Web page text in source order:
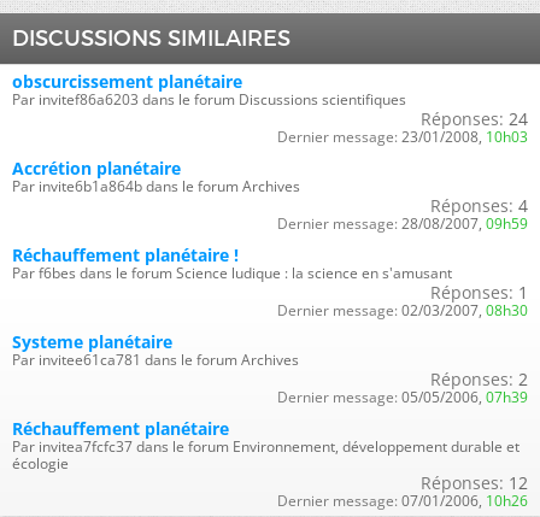
DISCUSSIONS SIMILAIRES
obscurcissement planétaire
Par invitef86a6203 dans le forum Discussions scientifiques
Réponses: 24
Dernier message: 23/01/2008, 10h03
Accrétion planétaire
Par invite6b1a864b dans le forum Archives
Réponses: 4
Dernier message: 28/08/2007, 09h59
Réchauffement planétaire !
Par f6bes dans le forum Science ludique : la science en s'amusant
Réponses: 1
Dernier message: 02/03/2007, 08h30
Systeme planétaire
Par invitee61ca781 dans le forum Archives
Réponses: 2
Dernier message: 05/05/2006, 07h39
Réchauffement planétaire
Par invitea7fcfc37 dans le forum Environnement, développement durable et
écologie
Réponses: 12
Dernier message: 07/01/2006, 10h26